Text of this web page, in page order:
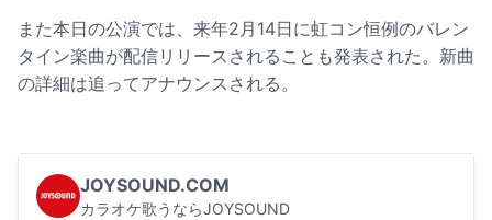
また本日の公演では、来年2月14日に虹コン恒例のバレン
タイン楽曲が配信リリースされることも発表された。新曲
の詳細は追ってアナウンスされる。
JOYSOUND.COM
カラオケ歌うならJOYSOUND